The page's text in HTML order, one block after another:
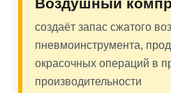
создаёт запас сжатого
пневмоинструмента,
окрасочных операций в
производительности